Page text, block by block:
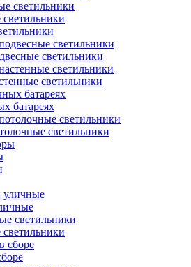
светильники
светильники
светильники
батареях
светильники